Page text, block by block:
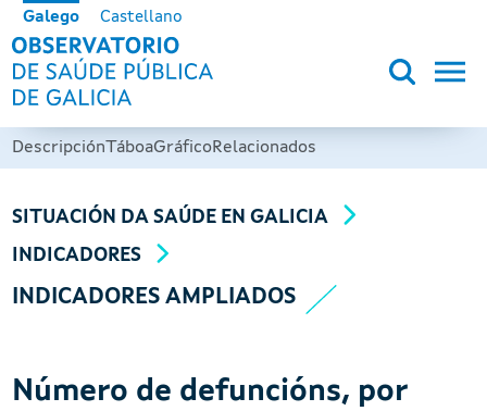
Ir o contido principal
Galego Castellano
OBSERVATORIO DE SALUD
DescripciónTáboaGráficoRelacionados
SITUACIÓN DA SAÚDE EN GALICIA
INDICADORES
INDICADORES AMPLIADOS
Número de defuncións, por